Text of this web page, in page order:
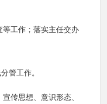
工作；落实主任交办
管工作。
传思想、意识形态、